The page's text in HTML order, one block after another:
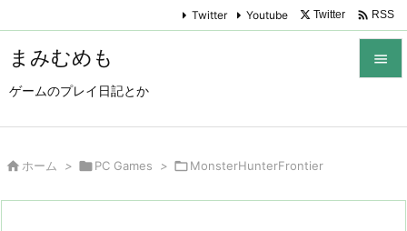
まみむめも
ゲームのプレイ日記とか

Twitter Youtube Twitter  RSS
 ホーム > PC Games > MonsterHunterFrontier